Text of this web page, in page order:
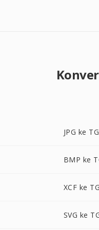
JPG ke
BMP ke
XCF ke
SVG ke